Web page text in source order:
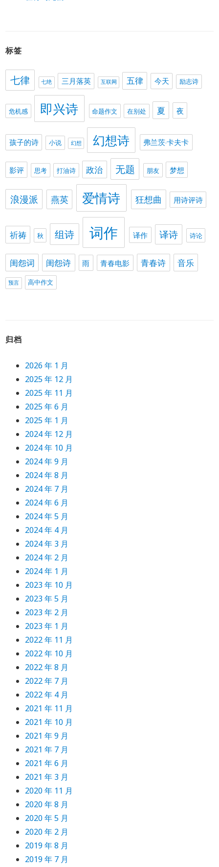
标签
七律 七绝 三月落英 互联网 五律 今天 励志诗
危机感 即兴诗 命题作文 在别处 夏 夜
孩子的诗 小说 幻想 幻想诗 弗兰茨·卡夫卡
影评 思考 打油诗 政治 无题 朋友 梦想
浪漫派 燕英 爱情诗 狂想曲 用诗评诗
祈祷 秋 组诗 词作 译作 译诗 诗论
闺怨词 闺怨诗 雨 青春电影 青春诗 音乐
预言 高中作文
归档
2026 年 1 月
2025 年 12 月
2025 年 11 月
2025 年 6 月
2025 年 1 月
2024 年 12 月
2024 年 10 月
2024 年 9 月
2024 年 8 月
2024 年 7 月
2024 年 6 月
2024 年 5 月
2024 年 4 月
2024 年 3 月
2024 年 2 月
2024 年 1 月
2023 年 10 月
2023 年 5 月
2023 年 2 月
2023 年 1 月
2022 年 11 月
2022 年 10 月
2022 年 8 月
2022 年 7 月
2022 年 4 月
2021 年 11 月
2021 年 10 月
2021 年 9 月
2021 年 7 月
2021 年 6 月
2021 年 3 月
2020 年 11 月
2020 年 8 月
2020 年 5 月
2020 年 2 月
2019 年 8 月
2019 年 7 月